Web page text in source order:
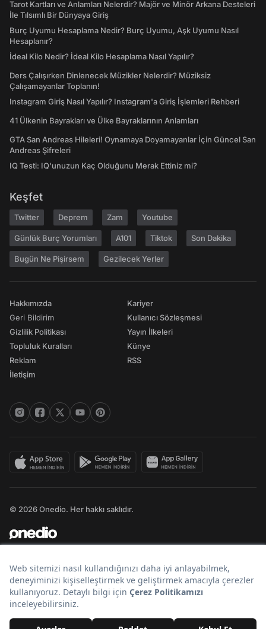
Tarot Kartları ve Anlamları Nelerdir? Majör ve Minör Arkana Desteleri
İle Tılsımlı Bir Dünyaya Giriş
Burç Uyumu Hesaplama Nedir? Burç Uyumu, Aşk Uyumu Nasıl
Hesaplanır?
İdeal Kilo Nedir? İdeal Kilo Hesaplama Nasıl Yapılır?
Ders Çalışırken Dinlenecek Müzikler Nelerdir? Müziksiz
Çalışamayanlar Toplanın!
Instagram Giriş Nasıl Yapılır? Instagram'a Giriş İşlemleri Rehberi
41 Ülkenin Bayrakları ve Ülke Bayraklarının Anlamları
GTA San Andreas Hileleri! Oynamaya Doyamayanlar İçin Güncel San
Andreas Şifreleri
IQ Testi: IQ'unuzun Kaç Olduğunu Merak Ettiniz mi?
Keşfet
Twitter Deprem Zam Youtube
Günlük Burç Yorumları A101 Tiktok Son Dakika
Bugün Ne Pişirsem Gezilecek Yerler
Hakkımızda
Geri Bildirim
Gizlilik Politikası
Topluluk Kuralları
Reklam
İletişim
Kariyer
Kullanıcı Sözleşmesi
Yayın İlkeleri
Künye
RSS
© 2026 Onedio. Her hakkı saklıdır.
Bir markasıdır.